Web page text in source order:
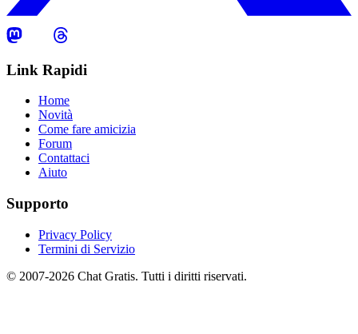
Link Rapidi
Home
Novità
Come fare amicizia
Forum
Contattaci
Aiuto
Supporto
Privacy Policy
Termini di Servizio
© 2007-2026 Chat Gratis. Tutti i diritti riservati.